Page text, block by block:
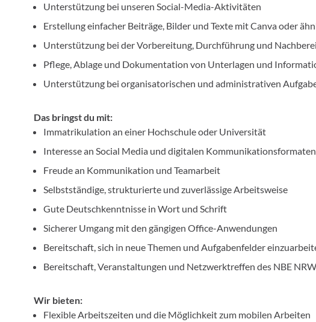
Unterstützung bei unseren Social-Media-Aktivitäten
Erstellung einfacher Beiträge, Bilder und Texte mit Canva oder
Unterstützung bei der Vorbereitung, Durchführung und
Pflege, Ablage und Dokumentation von Unterlagen und
Unterstützung bei organisatorischen und administrativen
Das bringst du mit:
Immatrikulation an einer Hochschule oder Universität
Interesse an Social Media und digitalen Kommunikationsformaten
Freude an Kommunikation und Teamarbeit
Selbstständige, strukturierte und zuverlässige Arbeitsweise
Gute Deutschkenntnisse in Wort und Schrift
Sicherer Umgang mit den gängigen Office-Anwendungen
Bereitschaft, sich in neue Themen und Aufgabenfelder
Bereitschaft, Veranstaltungen und Netzwerktreffen des NBE
Wir bieten:
Flexible Arbeitszeiten und die Möglichkeit zum mobilen Arbeiten